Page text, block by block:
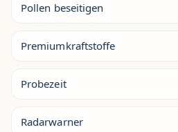
Pollen beseitigen
Premiumkraftstoffe
Probezeit
Radarwarner